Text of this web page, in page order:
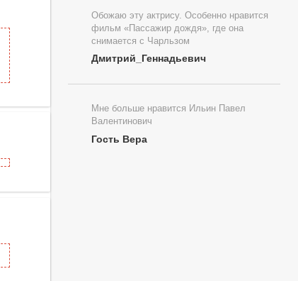
Обожаю эту актрису. Особенно нравится
фильм «Пассажир дождя», где она
снимается с Чарльзом
Дмитрий_Геннадьевич
Мне больше нравится Ильин Павел
Валентинович
Гость Вера